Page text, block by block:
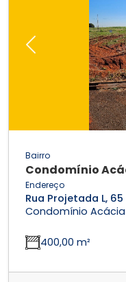
Previous
Bairro
Condomínio
Endereço
Rua Projetada L, 65
Condomínio Acácia
400,00 m²